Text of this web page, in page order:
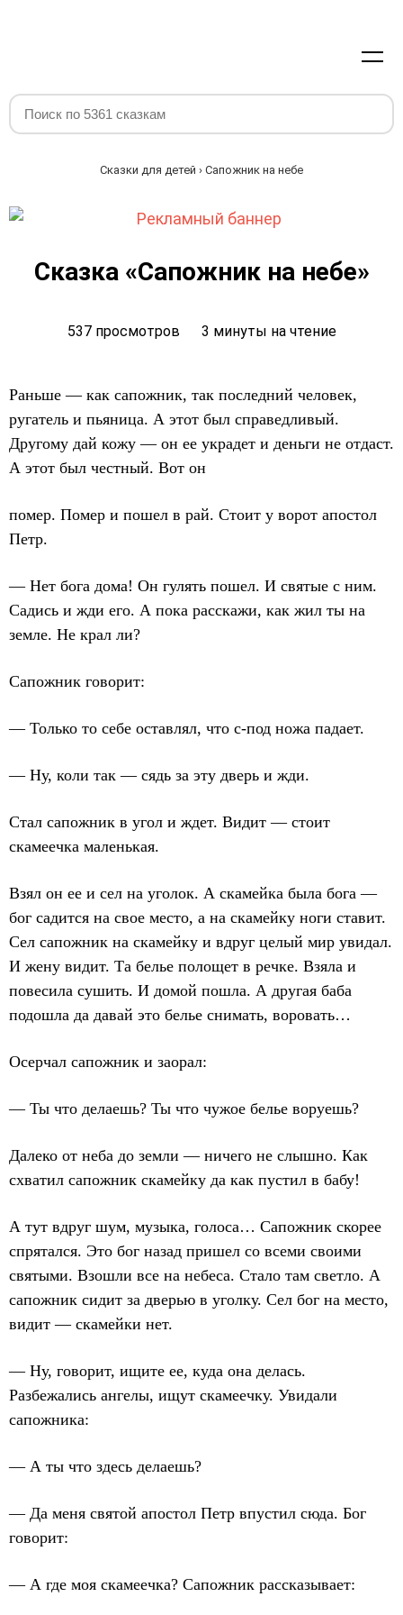
Сказки для детей › Сапожник на небе
Сказка «Сапожник на небе»
537 просмотров 3 минуты на чтение
Раньше — как сапожник, так последний человек,
ругатель и пьяница. А этот был справедливый.
Другому дай кожу — он ее украдет и деньги не отдаст.
А этот был честный. Вот он
помер. Помер и пошел в рай. Стоит у ворот апостол
Петр.
— Нет бога дома! Он гулять пошел. И святые с ним.
Садись и жди его. А пока расскажи, как жил ты на
земле. Не крал ли?
Сапожник говорит:
— Только то себе оставлял, что с-под ножа падает.
— Ну, коли так — сядь за эту дверь и жди.
Стал сапожник в угол и ждет. Видит — стоит
скамеечка маленькая.
Взял он ее и сел на уголок. А скамейка была бога —
бог садится на свое место, а на скамейку ноги ставит.
Сел сапожник на скамейку и вдруг целый мир увидал.
И жену видит. Та белье полощет в речке. Взяла и
повесила сушить. И домой пошла. А другая баба
подошла да давай это белье снимать, воровать…
Осерчал сапожник и заорал:
— Ты что делаешь? Ты что чужое белье воруешь?
Далеко от неба до земли — ничего не слышно. Как
схватил сапожник скамейку да как пустил в бабу!
А тут вдруг шум, музыка, голоса… Сапожник скорее
спрятался. Это бог назад пришел со всеми своими
святыми. Взошли все на небеса. Стало там светло. А
сапожник сидит за дверью в уголку. Сел бог на место,
видит — скамейки нет.
— Ну, говорит, ищите ее, куда она делась.
Разбежались ангелы, ищут скамеечку. Увидали
сапожника:
— А ты что здесь делаешь?
— Да меня святой апостол Петр впустил сюда. Бог
говорит:
— А где моя скамеечка? Сапожник рассказывает: